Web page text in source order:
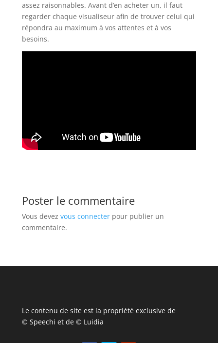
assez raisonnables. Avant d’en acheter un, il faut
regarder chaque visualiseur afin de trouver celui qui
répondra au maximum à vos attentes et à vos
besoins.
Poster le commentaire
Vous devez vous connecterpour publier un
commentaire.
Le contenu de site est la propriété exclusive de
© Speechi et de © Luidia